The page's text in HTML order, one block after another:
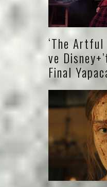
‘The Artful
ve
Final